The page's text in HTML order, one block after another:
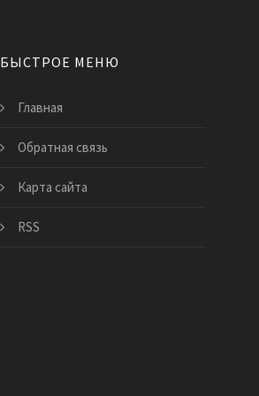
БЫСТРОЕ МЕНЮ
Главная
Обратная связь
Карта сайта
RSS